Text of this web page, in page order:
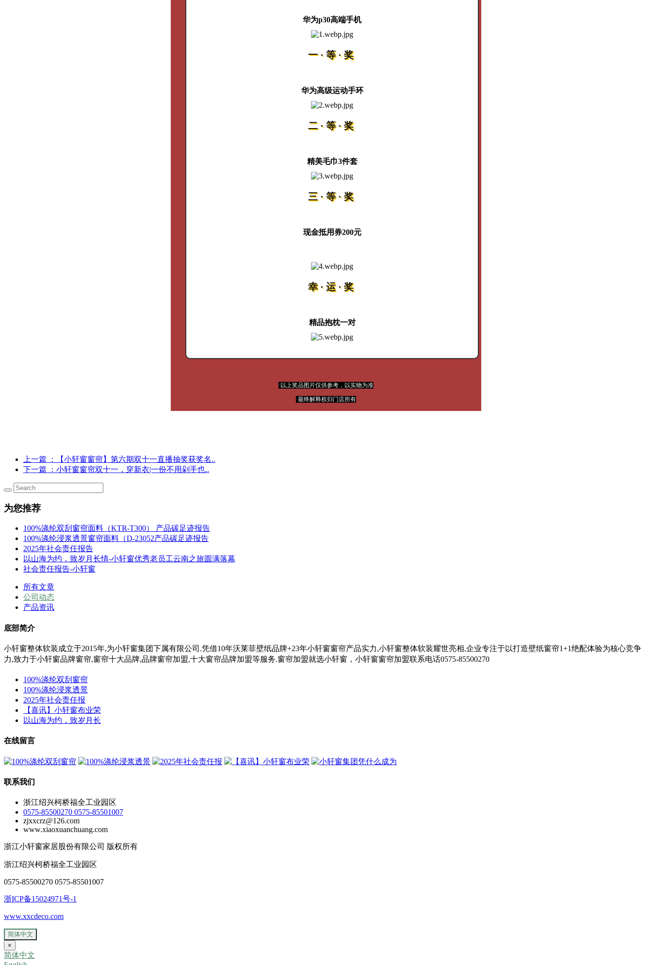
华为p30高端手机
一·等·奖
华为高级运动手环
二·等·奖
精美毛巾3件套
三·等·奖
现金抵用券200元
幸·运·奖
精品抱枕一对
·以上奖品图片仅供参考，以实物为准
·最终解释权归门店所有
上一篇
：【小轩窗窗帘】第六期双十一直播抽奖获奖名..
下一篇
：小轩窗窗帘双十一，穿新衣|一份不用剁手也..
为您推荐
100%涤纶双刮窗帘面料（KTR-T300） 产品碳足迹报告
100%涤纶浸浆透景窗帘面料（D-23052产品碳足迹报告
2025年社会责任报告
以山海为约，致岁月长情-小轩窗优秀老员工云南之旅圆满落幕
社会责任报告-小轩窗
所有文章
公司动态
产品资讯
底部简介
小轩窗整体软装成立于2015年,为小轩窗集团下属有限公司.凭借10年沃莱菲壁纸品牌+23年小轩窗窗帘产品实力,小轩窗整体软装耀世亮相,企业专注于以打造壁纸窗帘1+1绝配体验为核心竞争
力,致力于小轩窗品牌窗帘,窗帘十大品牌,品牌窗帘加盟,十大窗帘品牌加盟等服务.窗帘加盟就选小轩窗，小轩窗窗帘加盟联系电话0575-85500270
100%涤纶双刮窗帘
100%涤纶浸浆透景
2025年社会责任报
【喜讯】小轩窗布业荣
以山海为约，致岁月长
在线留言
联系我们
浙江绍兴柯桥福全工业园区
0575-85500270 0575-85501007
zjxxcrz@126.com
www.xiaoxuanchuang.com
浙江小轩窗家居股份有限公司 版权所有
浙江绍兴柯桥福全工业园区
0575-85500270 0575-85501007
浙ICP备15024971号-1
www.xxcdeco.com
简体中文
×
简体中文